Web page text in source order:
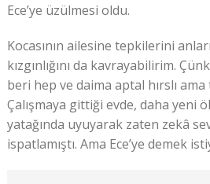
Ece’ye üzülmesi oldu.
Kocasının ailesine tepkilerini
kızgınlığını da kavrayabilirim.
beri hep ve daima aptal hırslı ama
Çalışmaya gittiği evde, daha yeni
yatağında uyuyarak zaten zekâ
ispatlamıştı. Ama Ece’ye demek